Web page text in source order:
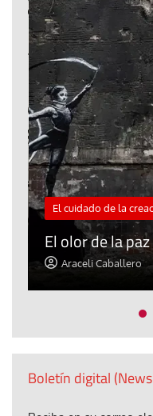
El cuidado de la
El olor de la paz
Araceli Caballero
Boletín digital